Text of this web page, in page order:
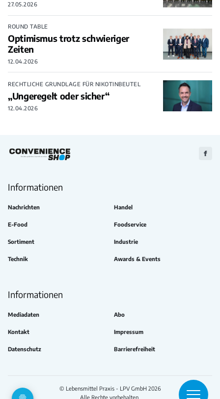
27.05.2026
ROUND TABLE
Optimismus trotz schwieriger
Zeiten
12.04.2026
RECHTLICHE GRUNDLAGE FÜR NIKOTINBEUTEL
„Ungeregelt oder sicher“
12.04.2026
Zu
Informationen
Nachrichten Handel
E-Food Foodservice
Sortiment Industrie
Technik Awards & Events
Informationen
Mediadaten Abo
Kontakt Impressum
Datenschutz Barrierefreiheit
© Lebensmittel Praxis - LPV GmbH 2026
Alle Rechte vorbehalten.